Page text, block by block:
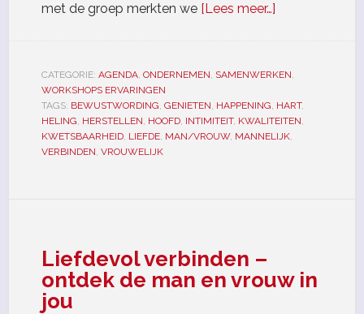
met de groep merkten we [Lees meer…]
CATEGORIE: AGENDA, ONDERNEMEN, SAMENWERKEN,
WORKSHOPS ERVARINGEN
TAGS: BEWUSTWORDING, GENIETEN, HAPPENING, HART,
HELING, HERSTELLEN, HOOFD, INTIMITEIT, KWALITEITEN,
KWETSBAARHEID, LIEFDE, MAN/VROUW, MANNELIJK,
VERBINDEN, VROUWELIJK
Liefdevol verbinden –
ontdek de man en vrouw in
jou